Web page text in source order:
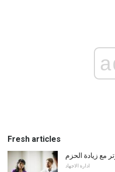
Fresh articles
مع زيادة الحزم
ادارة الاجهاد